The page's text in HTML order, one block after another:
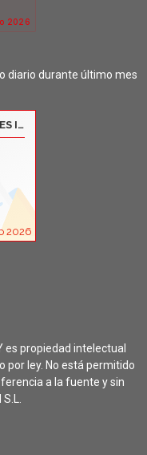
diario durante último mes
es propiedad intelectual
por ley. No está permitido
a la fuente y sin